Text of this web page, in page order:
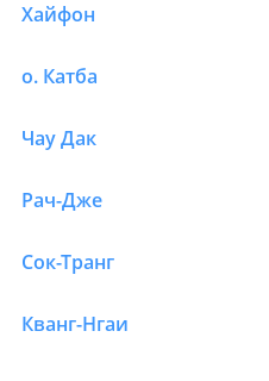
Хайфон
о. Катба
Чау Дак
Рач-Дже
Сок-Транг
Кванг-Нгаи